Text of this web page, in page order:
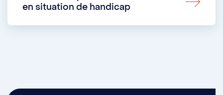
en situation de handicap